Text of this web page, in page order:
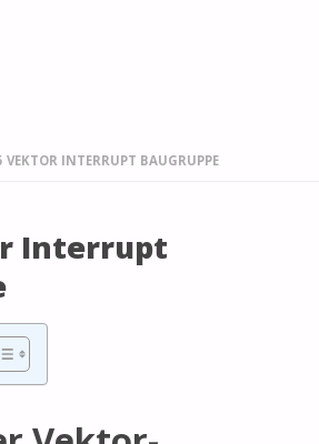
VEKTOR INTERRUPT BAUGRUPPE
Interrupt